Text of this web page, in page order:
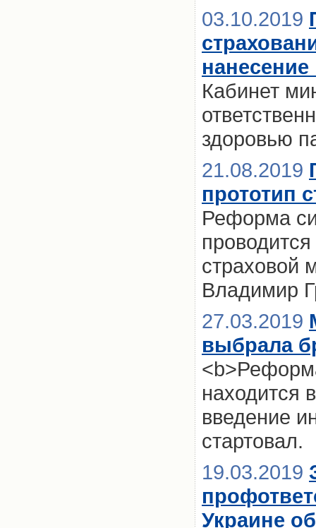
03.10.2019
Кабинет
здоровью
21.08.2019
прототип
Реформа
страховой
Владимир
27.03.2019
выбрала
находится
введение
стартовал.
19.03.2019
Украине